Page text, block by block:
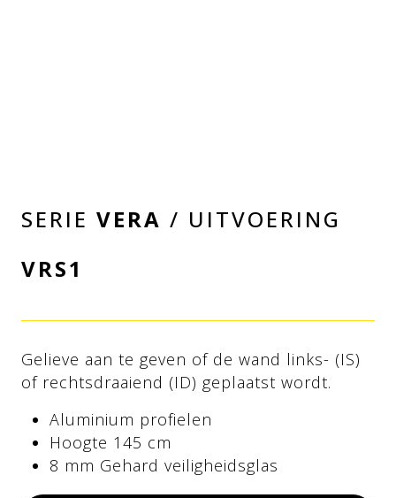
SERIE VERA / UITVOERING
VRS1
Gelieve aan te geven of de wand links- (IS)
of rechtsdraaiend (ID) geplaatst wordt.
Aluminium profielen
Hoogte 145 cm
8 mm Gehard veiligheidsglas